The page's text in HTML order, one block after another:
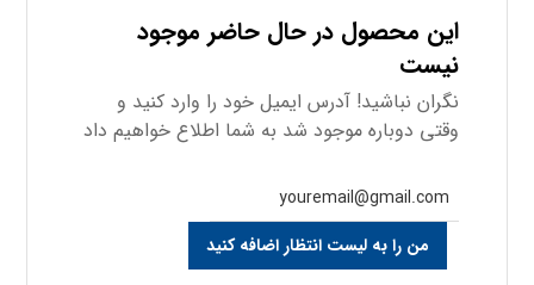
این محصول در حال حاضر موجود
نیست
نگران نباشید! آدرس ایمیل خود را وارد کنید و
وقتی دوباره موجود شد به شما اطلاع خواهیم داد
من را به لیست انتظار اضافه کنید